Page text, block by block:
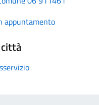
appuntamento